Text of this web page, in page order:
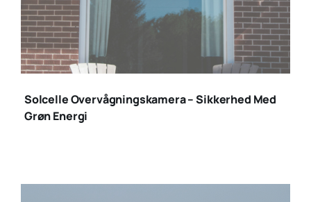
solcelle
(1)
Solcelle Overvågningskamera – Sikkerhed Med
Grøn Energi